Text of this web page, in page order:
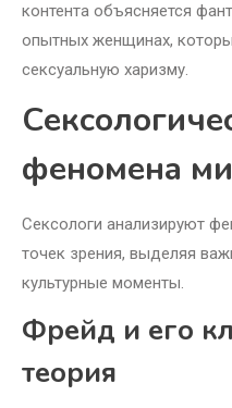
контента объясняется
опытных женщинах,
сексуальную харизму.
феномена
Сексологи анализируют
точек зрения, выделяя
культурные моменты.
Фрейд и его
теория